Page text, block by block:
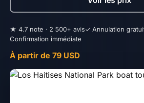
★ 4.7 note · 2 500+ avis✓ Annulation
Confirmation immédiate
À partir de 79 USD